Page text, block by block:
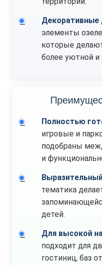
Декоративные
элементы
которые
более уютной и
Полностью
игровые и
подобраны
и
тематика
детей.
Для высокой
подходит для
гостиниц, баз